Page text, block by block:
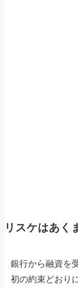
リスケはあく
銀行から融資を
初の約束どおり